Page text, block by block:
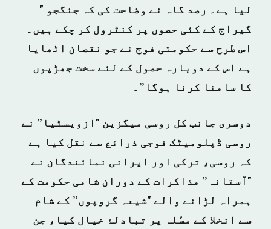
لیا ہے۔ رصد گاہ نے وضاحت کی کہ جنگجو "
گیراج کے کئی حصوں پر کنٹرول کر چکے ہیں۔
اس طرح سے حکومتی فوج نے جو نقصان اٹھایا
ہے اس کے دوبارہ حصول کے لئے سخت جھڑپوں
کا سامنا کرنا ہوگا”۔
دوسری جانب کل روسی میگزین "ازویسٹیا” نے
روسی ڈپلومیٹک فوجی ذرائع سے نقل کیا ہے
کہ روسی، ترکی اور ایرانی نمائندگان نے
"آستانہ” مذاکرات کے دوران شامی حکومت کے
ہمراہ لڑانے والے "شیعہ گروپوں” کے شام
سے انخلا کے مسٔلہ پر تبادلۂ خیال کیا، جن